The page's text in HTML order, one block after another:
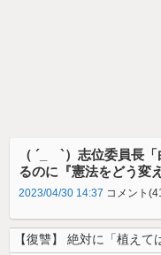
（ ´_ゝ`）志位委員長
るのに『憲法をどう変
2023/04/30 14:37 コメント